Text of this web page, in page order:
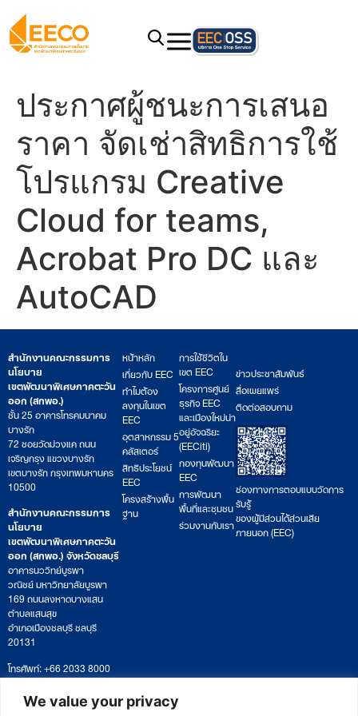
We value your privacy
ประกาศผู้ชนะการเสนอ
ราคา จัดเช่าสิทธิการใช้
โปรแกรม Creative
Cloud for teams,
Acrobat Pro DC และ
AutoCAD
สำนักงานคณะกรรมการ
นโยบาย
เขตพัฒนาพิเศษภาคตะวัน
ออก (สกพอ.)
ชั้น 25 อาคารโทรคมนาคม
บางรัก
72 ซอยวัดม่วงแค ถนน
เจริญกรุง แขวงบางรัก
เขตบางรัก กรุงเทพมหานคร
10500
สำนักงานคณะกรรมการ
นโยบาย
เขตพัฒนาพิเศษภาคตะวัน
ออก (สกพอ.) จังหวัดชลบุรี
อาคารนววิทย์บูรพา
วณิชย์ มหาวิทยาลัยบูรพา
169 ถนนลงหาดบางแสน
ตำบลแสนสุข
อำเภอเมืองชลบุรี ชลบุรี
20131
โทรศัพท์: +66 2033 8000
เวลาทำการ: จันทร์ – ศุกร์
09:00 – 17:00 น.
ติดตามหนังสือหรือยื่นเอกสาร
หน้าหลัก
เกี่ยวกับ EEC
ทำไมต้อง
ลงทุนในเขต
EEC
อุตสาหกรรม 5
คลัสเตอร์
สิทธิประโยชน์
EEC
โครงสร้างพื้น
ฐาน
การใช้ชีวิตใน
เขต EEC
โครงการศูนย์
ธุรกิจ EEC
และเมืองใหม่น่า
อยู่อัจฉริยะ
(EECiti)
กองทุนพัฒนา
EEC
การพัฒนา
พื้นที่และชุมชน
ร่วมงานกับเรา
ข่าวประชาสัมพันธ์
สื่อเผยแพร่
ติดต่อสอบถาม
ช่องทางการตอบแบบวัดการ
รับรู้
ของผู้มีส่วนได้ส่วนเสีย
ภายนอก (EEC)